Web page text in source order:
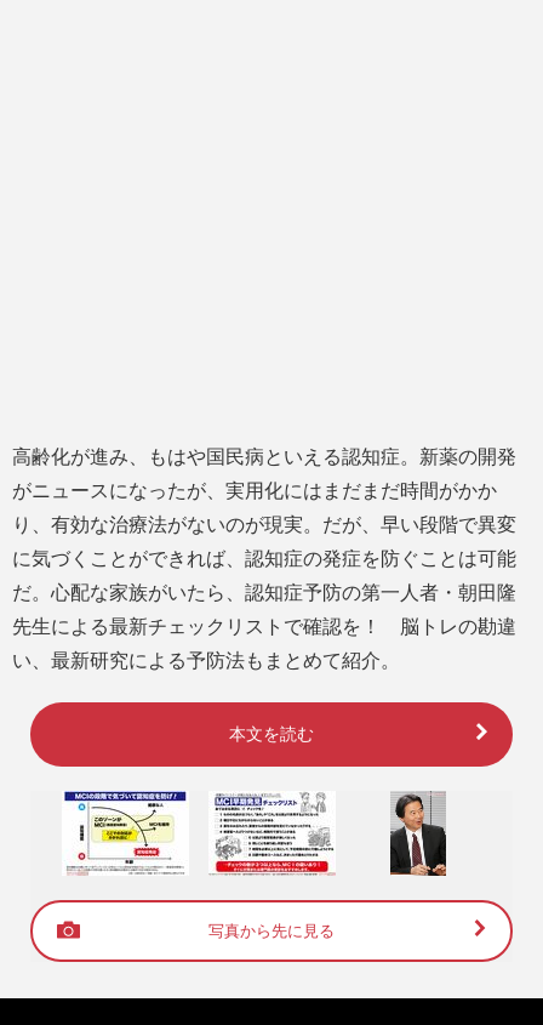
高齢化が進み、もはや国民病といえる認知症。新薬の開発
がニュースになったが、実用化にはまだまだ時間がかか
り、有効な治療法がないのが現実。だが、早い段階で異変
に気づくことができれば、認知症の発症を防ぐことは可能
だ。心配な家族がいたら、認知症予防の第一人者・朝田隆
先生による最新チェックリストで確認を！ 脳トレの勘違
い、最新研究による予防法もまとめて紹介。
本文を読む
写真から先に見る